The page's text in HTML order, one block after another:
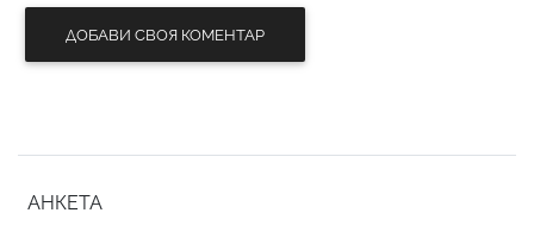
ДОБАВИ СВОЯ КОМЕНТАР
АНКЕТА